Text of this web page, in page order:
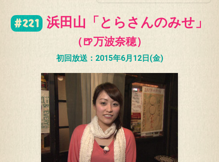
#221 浜田山「とらさんのみせ」
（🍺万波奈穂）
初回放送：2015年6月12日(金)